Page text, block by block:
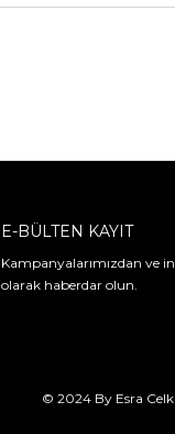
E-BÜLTEN KAYIT
Kampanyalarımızdan ve
olarak haberdar olun.
© 2024 By Esra